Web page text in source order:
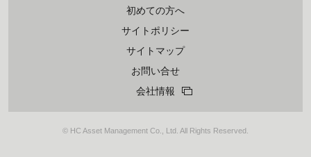
初めての方へ
サイトポリシー
サイトマップ
お問い合せ
会社情報
© HC Asset Management Co., Ltd. All Rights Reserved.